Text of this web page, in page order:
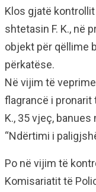
Klos gjatë
shtetasin F. K., në
objekt për qëllime
përkatëse.
Në vijim të
flagrancë i pronarit
K., 35 vjeç, banues
“Ndërtimi i
Po në vijim të
Komisariatit të